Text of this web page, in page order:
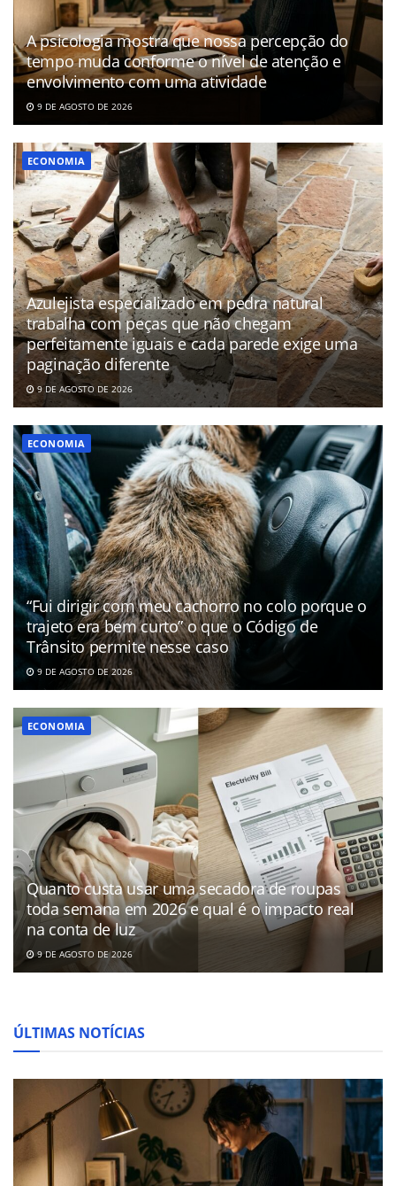
A psicologia mostra que nossa percepção do
tempo muda conforme o nível de atenção e
envolvimento com uma atividade
9 DE AGOSTO DE 2026
ECONOMIA
Azulejista especializado em pedra natural
trabalha com peças que não chegam
perfeitamente iguais e cada parede exige uma
paginação diferente
9 DE AGOSTO DE 2026
ECONOMIA
“Fui dirigir com meu cachorro no colo porque o
trajeto era bem curto” o que o Código de
Trânsito permite nesse caso
9 DE AGOSTO DE 2026
ECONOMIA
Quanto custa usar uma secadora de roupas
toda semana em 2026 e qual é o impacto real
na conta de luz
9 DE AGOSTO DE 2026
ÚLTIMAS NOTÍCIAS